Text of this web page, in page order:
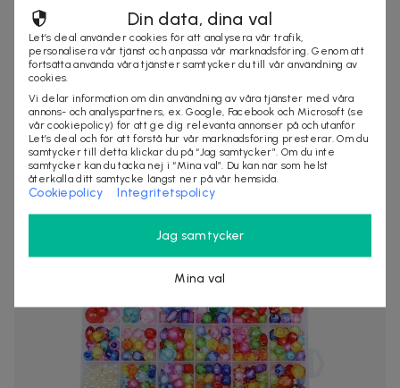
75 kr129 kr-42%
Reflexband - Arm/ben 2-pack
Snabb leverans
Din data, dina val
Let’s deal använder cookies för att analysera vår trafik,
personalisera vår tjänst och anpassa vår marknadsföring. Genom att
fortsätta använda våra tjänster samtycker du till vår användning av
cookies.
Vi delar information om din användning av våra tjänster med våra
annons- och analyspartners, ex. Google, Facebook och Microsoft (se
vår cookiepolicy) för att ge dig relevanta annonser på och utanför
Let’s deal och för att förstå hur vår marknadsföring presterar. Om du
samtycker till detta klickar du på “Jag samtycker”. Om du inte
samtycker kan du tacka nej i “Mina val”. Du kan när som helst
återkalla ditt samtycke längst ner på vår hemsida.
Cookiepolicy Integritetspolicy
Jag samtycker
Mina val